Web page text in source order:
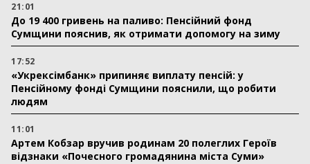
21:01
До 19 400 гривень на паливо: Пенсійний фонд
Сумщини пояснив, як отримати допомогу на зиму
17:52
«Укрексімбанк» припиняє виплату пенсій: у
Пенсійному фонді Сумщини пояснили, що робити
людям
11:01
Артем Кобзар вручив родинам 20 полеглих Героїв
відзнаки «Почесного громадянина міста Суми»